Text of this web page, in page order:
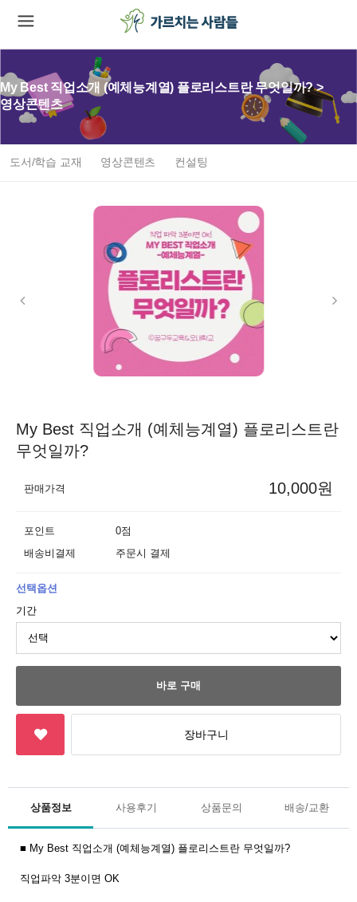
My Best 직업소개 (예체능계열) 플로리스트란 무엇일까? >
영상콘텐츠
도서/학습 교재 영상콘텐츠 컨설팅
My Best 직업소개 (예체능계열) 플로리스트란
무엇일까?
판매가격 10,000원
포인트
0점
배송비결제
주문시 결제
선택옵션
기간
상품정보 사용후기 상품문의 배송/교환
■ My Best 직업소개 (예체능계열) 플로리스트란 무엇일까?
직업파악 3분이면 OK